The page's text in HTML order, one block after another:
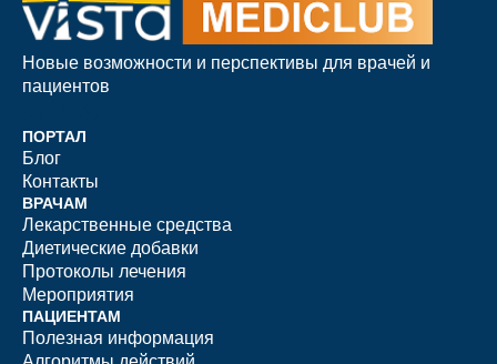
Новые возможности и перспективы для врачей и
пациентов
ПОРТАЛ
Блог
Контакты
ВРАЧАМ
Лекарственные средства
Диетические добавки
Протоколы лечения
Мероприятия
ПАЦИЕНТАМ
Полезная информация